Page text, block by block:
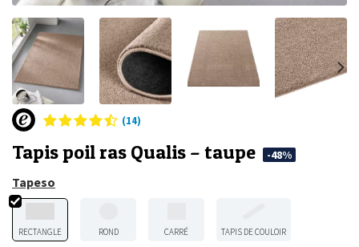
(14)
Tapis poil ras Qualis – taupe -48%
Tapeso
RECTANGLE ROND CARRÉ TAPIS DE COULOIR